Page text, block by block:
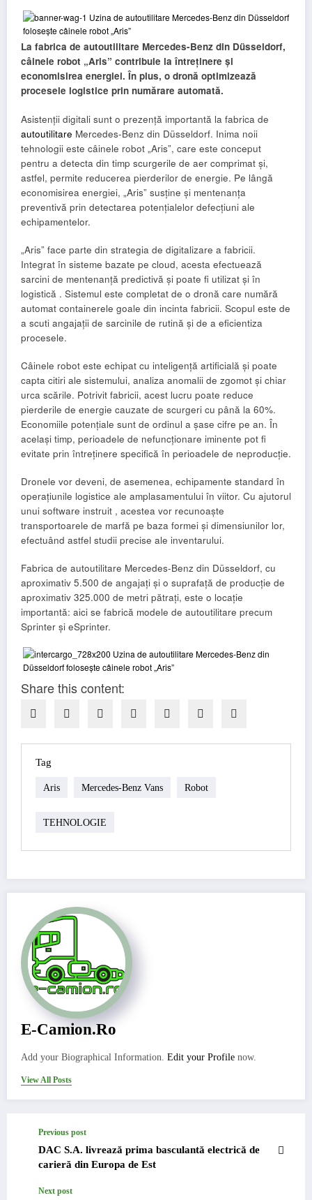
La fabrica de autoutilitare Mercedes-Benz din Düsseldorf,
câinele robot „Aris” contribuie la întreținere și
economisirea energiei. În plus, o dronă optimizează
procesele logistice prin numărare automată.
Asistenții digitali sunt o prezență importantă la fabrica de
autoutilitare Mercedes-Benz din Düsseldorf. Inima noii
tehnologii este câinele robot „Aris”, care este conceput
pentru a detecta din timp scurgerile de aer comprimat și,
astfel, permite reducerea pierderilor de energie. Pe lângă
economisirea energiei, „Aris” susține și mentenanța
preventivă prin detectarea potențialelor defecțiuni ale
echipamentelor.
„Aris” face parte din strategia de digitalizare a fabricii.
Integrat în sisteme bazate pe cloud, acesta efectuează
sarcini de mentenanță predictivă și poate fi utilizat și în
logistică . Sistemul este completat de o dronă care numără
automat containerele goale din incinta fabricii. Scopul este de
a scuti angajații de sarcinile de rutină și de a eficientiza
procesele.
Câinele robot este echipat cu inteligență artificială și poate
capta citiri ale sistemului, analiza anomalii de zgomot și chiar
urca scările. Potrivit fabricii, acest lucru poate reduce
pierderile de energie cauzate de scurgeri cu până la 60%.
Economiile potențiale sunt de ordinul a șase cifre pe an. În
același timp, perioadele de nefuncționare iminente pot fi
evitate prin întreținere specifică în perioadele de neproducție.
Dronele vor deveni, de asemenea, echipamente standard în
operațiunile logistice ale amplasamentului în viitor. Cu ajutorul
unui software instruit , acestea vor recunoaște
transportoarele de marfă pe baza formei și dimensiunilor lor,
efectuând astfel studii precise ale inventarului.
Fabrica de autoutilitare Mercedes-Benz din Düsseldorf, cu
aproximativ 5.500 de angajați și o suprafață de producție de
aproximativ 325.000 de metri pătrați, este o locație
importantă: aici se fabrică modele de autoutilitare precum
Sprinter și eSprinter.
Share this content:
Tag
Aris Mercedes-Benz Vans Robot
TEHNOLOGIE
E-Camion.ro
Add your Biographical Information. Edit your Profile now.
View All Posts
Previous post
DAC S.A. livrează prima basculantă electrică de
carieră din Europa de Est
Next post